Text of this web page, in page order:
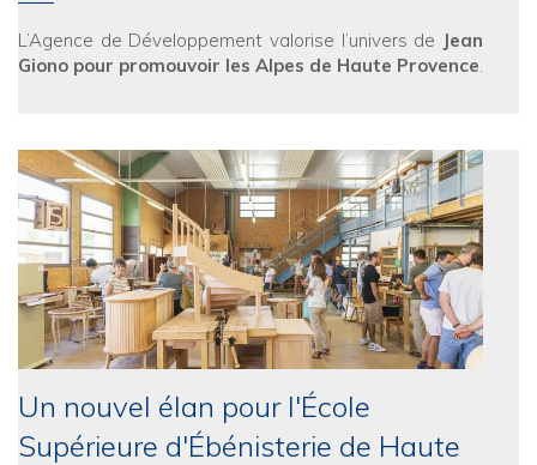
L’Agence de Développement valorise l’univers de Jean
Giono pour promouvoir les Alpes de Haute Provence.
Un nouvel élan pour l'École
Supérieure d'Ébénisterie de Haute